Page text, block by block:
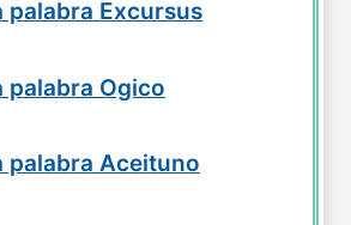
palabra Excursus
palabra Ogico
palabra Aceituno